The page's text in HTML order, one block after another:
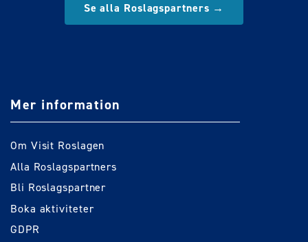
Se alla Roslagspartners →
Mer information
Om Visit Roslagen
Alla Roslagspartners
Bli Roslagspartner
Boka aktiviteter
GDPR